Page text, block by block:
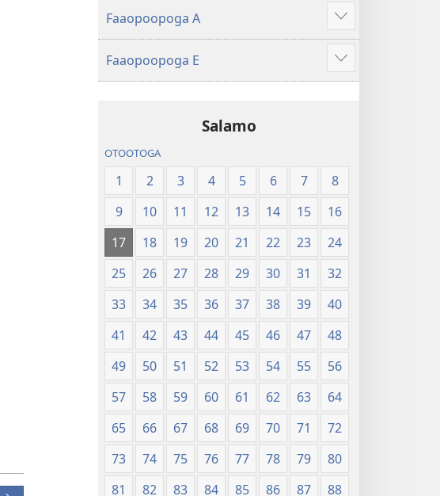
Faaopoopoga A
Faaali
isi
mea
Faaopoopoga E
Faaali
isi
Salamo
OTOOTOGA
1 2 3 4 5 6 7
8
9
10 11 12 13 14 15
16
17
18 19 20 21 22 23
24
25
26 27 28 29 30 31
32
33
34 35 36 37 38 39
40
41
42 43 44 45 46 47
48
49
50 51 52 53 54 55
56
57
58 59 60 61 62 63
64
65
66 67 68 69 70 71
72
73
74 75 76 77 78 79
80
81
82 83 84 85 86 87
88